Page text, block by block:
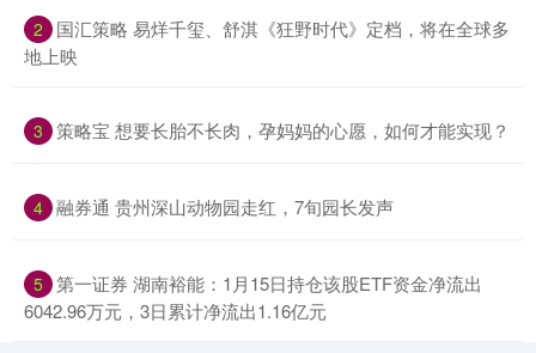
2
国汇策略 易烊千玺、舒淇《狂野时代》定档，将在全球多
地上映
3 策略宝 想要长胎不长肉，孕妈妈的心愿，如何才能实现？
4 融券通 贵州深山动物园走红，7旬园长发声
5 第一证券 湖南裕能：1月15日持仓该股ETF资金净流出
6042.96万元，3日累计净流出1.16亿元